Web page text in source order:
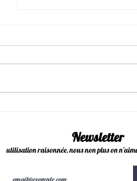
Le site en ligne c'est fini ....
Newsletter
utilisation raisonnée, nous non plus on